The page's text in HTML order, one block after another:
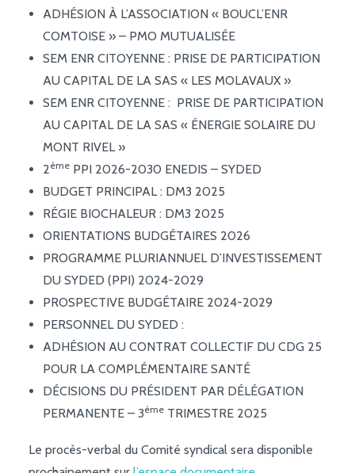
ADHÉSION À L’ASSOCIATION « BOUCL’ENR
COMTOISE » – PMO MUTUALISÉE
SEM ENR CITOYENNE : PRISE DE PARTICIPATION
AU CAPITAL DE LA SAS « LES MOLAVAUX »
SEM ENR CITOYENNE : PRISE DE PARTICIPATION
AU CAPITAL DE LA SAS « ÉNERGIE SOLAIRE DU
MONT RIVEL »
2ème PPI 2026-2030 ENEDIS – SYDED
BUDGET PRINCIPAL : DM3 2025
RÉGIE BIOCHALEUR : DM3 2025
ORIENTATIONS BUDGÉTAIRES 2026
PROGRAMME PLURIANNUEL D’INVESTISSEMENT
DU SYDED (PPI) 2024-2029
PROSPECTIVE BUDGÉTAIRE 2024-2029
PERSONNEL DU SYDED :
ADHÉSION AU CONTRAT COLLECTIF DU CDG 25
POUR LA COMPLÉMENTAIRE SANTÉ
DÉCISIONS DU PRÉSIDENT PAR DÉLÉGATION
PERMANENTE – 3ème TRIMESTRE 2025
Le procès-verbal du Comité syndical sera disponible